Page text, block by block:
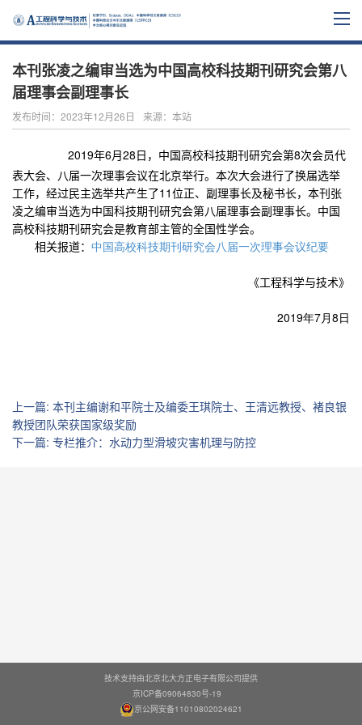
本刊张凌之编审当选为中国高校科技期刊研究会第八
届理事会副理事长
发布时间：2023年12月26日 来源：本站
2019年6月28日，中国高校科技期刊研究会第8次会员代
表大会、八届一次理事会议在北京举行。本次大会进行了换届选举
工作，经过民主选举共产生了11位正、副理事长及秘书长，本刊张
凌之编审当选为中国科技期刊研究会第八届理事会副理事长。中国
高校科技期刊研究会是教育部主管的全国性学会。
相关报道： 中国高校科技期刊研究会八届一次理事会议纪要
《工程科学与技术》
2019年7月8日
上一篇: 本刊主编谢和平院士及编委王琪院士、王清远教授、褚良银
教授团队荣获国家级奖励
下一篇: 专栏推介：水动力型滑坡灾害机理与防控
技术支持由北京北大方正电子有限公司提供
京ICP备09064830号-19
京公网安备11010802024621